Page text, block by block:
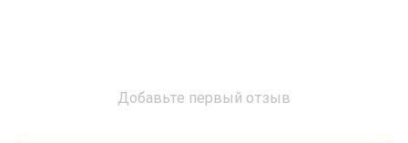
Добавьте первый отзыв